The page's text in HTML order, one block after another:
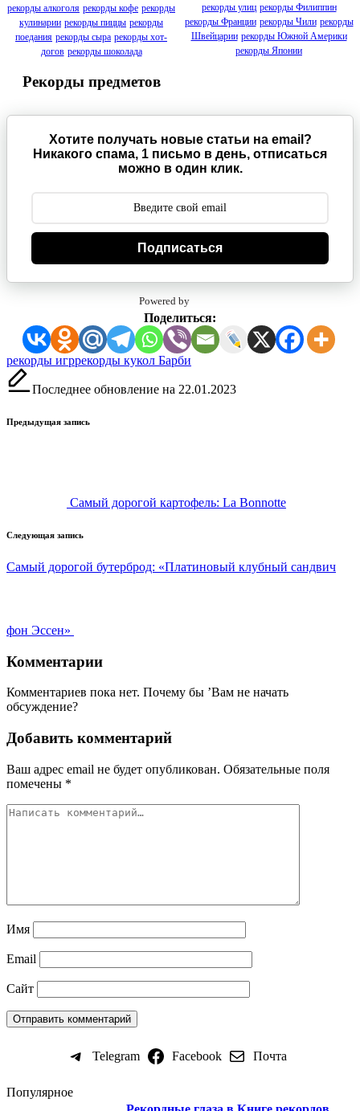
рекорды алкоголя рекорды кофе рекорды
кулинарии рекорды пиццы рекорды
поедания рекорды сыра рекорды хот-
догов рекорды шоколада
Рекорды предметов
рекорды улиц рекорды Филиппин
рекорды Франции рекорды Чили рекорды
Швейцарии рекорды Южной Америки
рекорды Японии
Хотите получать новые статьи на email?
Никакого спама, 1 письмо в день, отписаться
можно в один клик.
Подписаться
Powered by
Поделиться:
Метки:
рекорды игррекорды кукол Барби
Последнее обновление на 22.01.2023
Навигация
Предыдущая запись
Самый дорогой картофель: La Bonnotte
Следующая запись
Самый дорогой бутерброд: «Платиновый клубный сандвич
фон Эссен»
Комментарии
Комментариев пока нет. Почему бы ’Вам не начать
обсуждение?
Добавить комментарий
Ваш адрес email не будет опубликован. Обязательные поля
помечены *
Имя
Email
Сайт
Telegram Facebook Почта
Популярное